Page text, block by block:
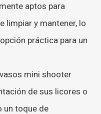
aptos para
limpiar y mantener, lo
práctica para un
mini shooter
de sus licores o
un toque de